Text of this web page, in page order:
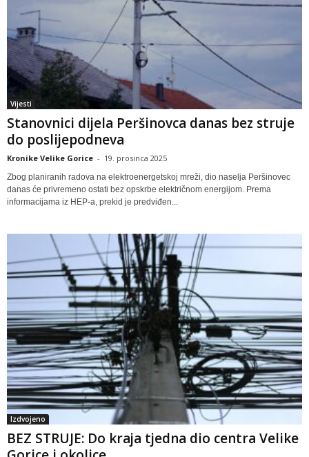
Vijesti
Stanovnici dijela Peršinovca danas bez struje
do poslijepodneva
Kronike Velike Gorice - 19. prosinca 2025
Zbog planiranih radova na elektroenergetskoj mreži, dio naselja Peršinovec
danas će privremeno ostati bez opskrbe električnom energijom. Prema
informacijama iz HEP-a, prekid je predviđen...
Izdvojeno
BEZ STRUJE: Do kraja tjedna dio centra Velike